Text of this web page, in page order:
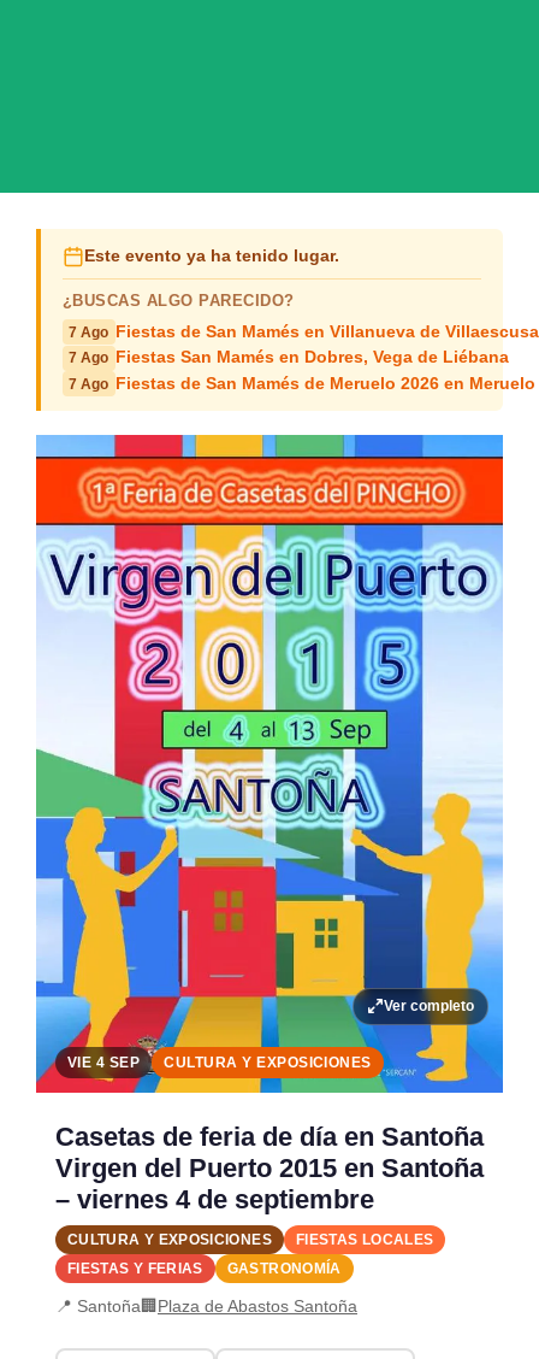
Este evento ya ha tenido lugar.
¿BUSCAS ALGO PARECIDO?
7 Ago Fiestas de San Mamés en Villanueva de
7 Ago Fiestas San Mamés en Dobres, Vega de Liébana
7 Ago Fiestas de San Mamés de Meruelo 2026 en Meruelo
Ver completo
VIE 4 SEP CULTURA Y EXPOSICIONES
Casetas de feria de día en Santoña
Virgen del Puerto 2015 en Santoña
– viernes 4 de septiembre
CULTURA Y EXPOSICIONES
FIESTAS LOCALES
FIESTAS Y FERIAS
GASTRONOMÍA
📍 Santoña🏢 Plaza de Abastos Santoña